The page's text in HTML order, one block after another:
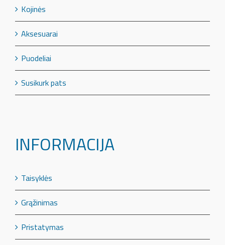
Kojinės
Aksesuarai
Puodeliai
Susikurk pats
INFORMACIJA
Taisyklės
Grąžinimas
Pristatymas